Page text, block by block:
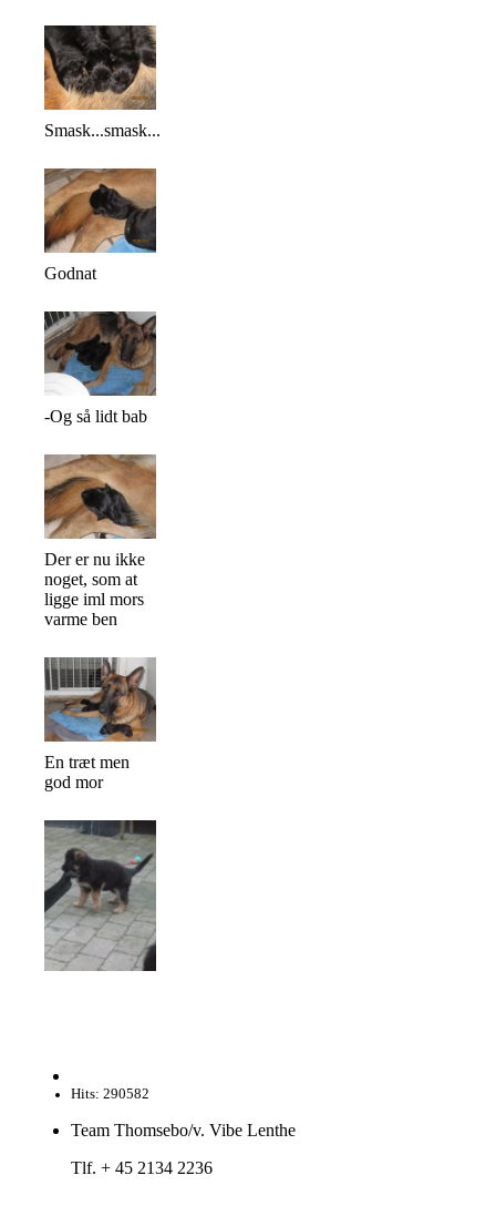
Smask...smask...
Godnat
-Og så lidt bab
Der er nu ikke
noget, som at
ligge iml mors
varme ben
En træt men
god mor
Hits: 290582
Team Thomsebo/v. Vibe Lenthe
Tlf. + 45 2134 2236